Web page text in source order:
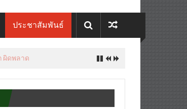
ประชาสัมพันธ์
ผิดพลาด